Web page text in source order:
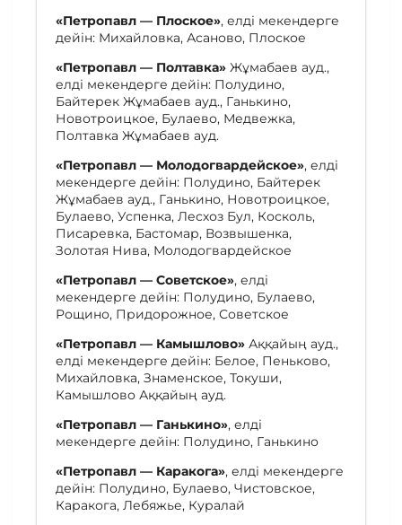
«Петропавл — Плоское», елді мекендерге
дейін: Михайловка, Асаново, Плоское
«Петропавл — Полтавка» Жұмабаев ауд.,
елді мекендерге дейін: Полудино,
Байтерек Жұмабаев ауд., Ганькино,
Новотроицкое, Булаево, Медвежка,
Полтавка Жұмабаев ауд.
«Петропавл — Молодогвардейское», елді
мекендерге дейін: Полудино, Байтерек
Жұмабаев ауд., Ганькино, Новотроицкое,
Булаево, Успенка, Лесхоз Бул, Косколь,
Писаревка, Бастомар, Возвышенка,
Золотая Нива, Молодогвардейское
«Петропавл — Советское», елді
мекендерге дейін: Полудино, Булаево,
Рощино, Придорожное, Советское
«Петропавл — Камышлово» Аққайың ауд.,
елді мекендерге дейін: Белое, Пеньково,
Михайловка, Знаменское, Токуши,
Камышлово Аққайың ауд.
«Петропавл — Ганькино», елді
мекендерге дейін: Полудино, Ганькино
«Петропавл — Каракога», елді мекендерге
дейін: Полудино, Булаево, Чистовское,
Каракога, Лебяжье, Куралай